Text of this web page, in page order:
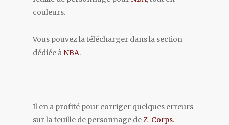
couleurs.
Vous pouvez la télécharger dans la section
dédiée à NBA.
Il en a profité pour corriger quelques erreurs
sur la feuille de personnage deZ-Corps.